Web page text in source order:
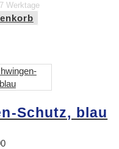
Werktage
Schutz, blau